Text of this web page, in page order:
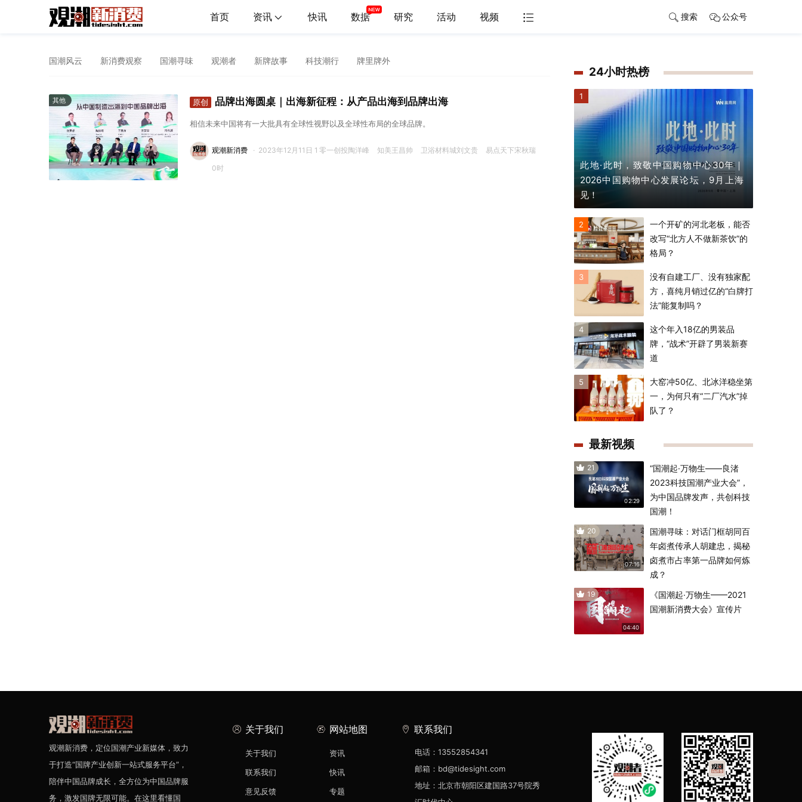
首页 资讯 快讯 数据 研究 活动 视频 搜索 公众号
国潮风云 新消费观察 国潮寻味 观潮者 新牌故事 科技潮行 牌里牌外
其他 原创 品牌出海圆桌｜出海新征程：从产品出海到品牌出海
相信未来中国将有一大批具有全球性视野以及全球性布局的全球品牌。
零一创投陶洋峰 知美王昌帅 卫浴材料城刘文贵 易点天下宋秋瑞
观潮新消费 · 2023年12月11日 1
0时
24小时热榜
1
此地·此时，致敬中国购物中心30年｜
2026中国购物中心发展论坛，9月上海
见！
2
一个开矿的河北老板，能否
改写“北方人不做新茶饮”的
格局？
3
没有自建工厂、没有独家配
方，喜纯月销过亿的“白牌打
法”能复制吗？
4
这个年入18亿的男装品
牌，“战术”开辟了男装新赛
道
5
大窑冲50亿、北冰洋稳坐第
一，为何只有“二厂汽水”掉
队了？
最新视频
21
02:29
“国潮起·万物生——良渚
2023科技国潮产业大会”，
为中国品牌发声，共创科技
国潮！
20
07:16
国潮寻味：对话门框胡同百
年卤煮传承人胡建忠，揭秘
卤煮市占率第一品牌如何炼
成？
19
04:40
《国潮起·万物生——2021
国潮新消费大会》宣传片
观潮新消费，定位国潮产业新媒体，致力
于打造“国牌产业创新一站式服务平台”，
陪伴中国品牌成长，全方位为中国品牌服
务，激发国牌无限可能。在这里看懂国
关于我们
关于我们
联系我们
意见反馈
网站地图
资讯
快讯
专题
联系我们
电话：13552854341
邮箱：bd@tidesight.com
地址：北京市朝阳区建国路37号院秀